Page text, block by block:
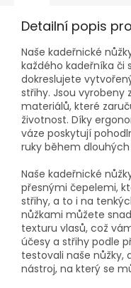
Detailní popis
Naše kadeřnické
každého kadeřníka či
dokreslujete
střihy. Jsou vyrobeny
materiálů, které
životnost. Díky
váze poskytují
ruky během
Naše kadeřnické
přesnými čepelemi,
střihy, a to i na
nůžkami můžete
texturu vlasů, což
účesy a střihy podle
testovali naše
nástroj, na který se